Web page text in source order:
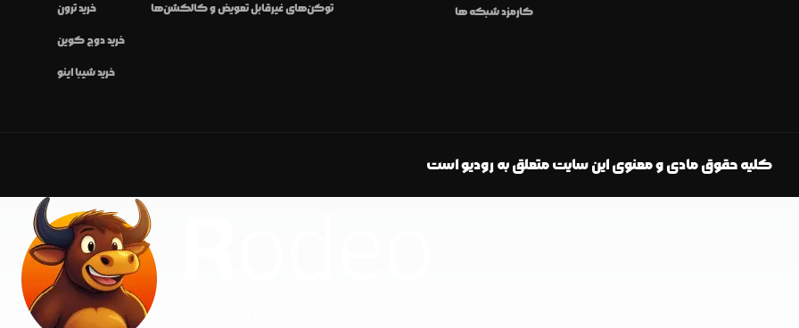
خرید ترون
خرید دوج کوین
خرید شیبا اینو
توکن‌های غیرقابل تعویض و کالکشن‌ها کارمزد شبکه ها
کلیه حقوق مادی و معنوی این سایت متعلق به رودیو است